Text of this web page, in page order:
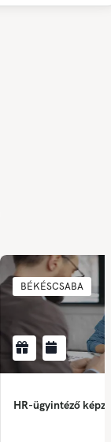
BÉKÉSCSABA
HR-ügyintéző